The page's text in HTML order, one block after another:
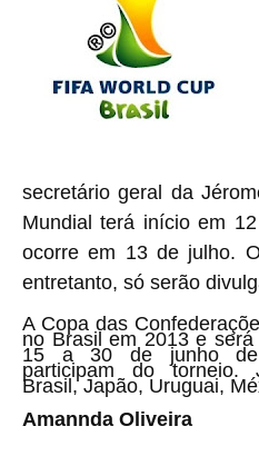
secretário geral da
Mundial terá início em
ocorre em 13 de julho.
entretanto, só serão
A Copa das
no Brasil em 2013 e
15 a 30 de junho de
participam do torneio.
Brasil, Japão, Uruguai,
Amannda Oliveira